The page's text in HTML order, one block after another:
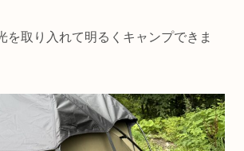
を取り入れて明るくキャンプできま